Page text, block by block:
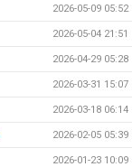
2026-05-09 05:52
2026-05-04 21:51
2026-04-29 05:28
2026-03-31 15:07
2026-03-18 06:14
2026-02-05 05:39
2026-01-23 10:09